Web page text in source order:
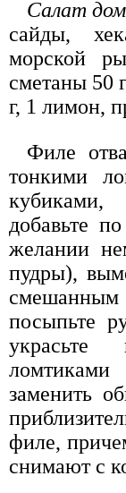
Салат
сайды,
морской
сметаны 50
г, 1 лимон,
Филе
тонкими
добавьте
желании
пудры),
посыпьте
заменить
филе,
снимают с